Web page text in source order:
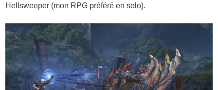
Hellsweeper (mon RPG préféré en solo).